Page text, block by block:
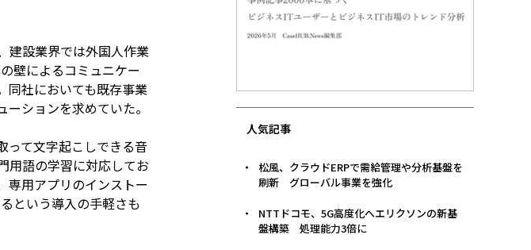
建設業界では外国人作業
壁によるコミュニケー
同社においても既存事業
ションを求めていた。
って文字起こしできる音
用語の学習に対応してお
専用アプリのインストー
という導入の手軽さも
人気記事
松風、クラウドERPで需給管理や分析基盤を
刷新 グローバル事業を強化
NTTドコモ、5G高度化へエリクソンの新基
盤構築 処理能力3倍に